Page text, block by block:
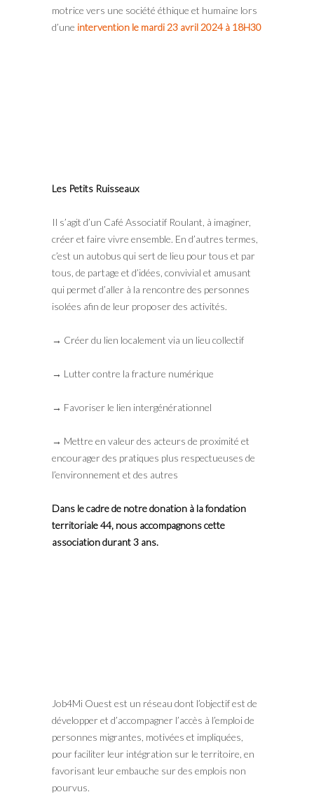
motrice vers une société éthique et humaine lors
d’une intervention le mardi 23 avril 2024 à 18H30
Les Petits Ruisseaux
Il s’agit d’un Café Associatif Roulant, à imaginer,
créer et faire vivre ensemble. En d’autres termes,
c’est un autobus qui sert de lieu pour tous et par
tous, de partage et d’idées, convivial et amusant
qui permet d’aller à la rencontre des personnes
isolées afin de leur proposer des activités.
→ Créer du lien localement via un lieu collectif
→ Lutter contre la fracture numérique
→ Favoriser le lien intergénérationnel
→ Mettre en valeur des acteurs de proximité et
encourager des pratiques plus respectueuses de
l’environnement et des autres
Dans le cadre de notre donation à la fondation
territoriale 44, nous accompagnons cette
association durant 3 ans.
Job4Mi Ouest est un réseau dont l’objectif est de
développer et d’accompagner l’accès à l’emploi de
personnes migrantes, motivées et impliquées,
pour faciliter leur intégration sur le territoire, en
favorisant leur embauche sur des emplois non
pourvus.